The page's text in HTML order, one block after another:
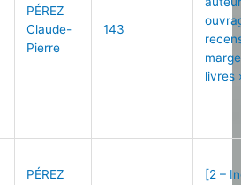
PÉREZ
Claude-
Pierre
143
livres
PÉREZ
[2 –